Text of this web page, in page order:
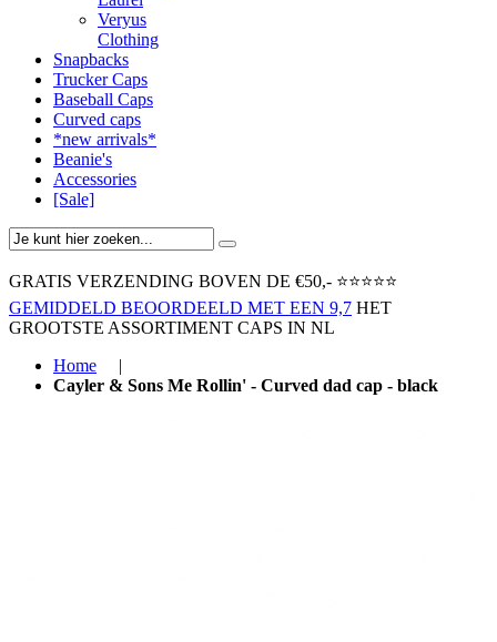
Veryus
Clothing
Snapbacks
Trucker Caps
Baseball Caps
Curved caps
*new arrivals*
Beanie's
Accessories
[Sale]
GRATIS VERZENDING BOVEN ​DE €50,-​ ⭐⭐⭐⭐⭐
GEMIDDELD BEOORDEELD MET EEN 9,7 HET
GROOTSTE ASSORTIMENT CAPS IN NL
Home
|
Cayler & Sons Me Rollin' - Curved dad cap - black